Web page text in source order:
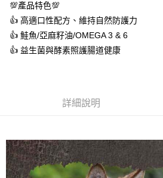
宅配
每筆NT$100，滿NT$1,000(含以上)免運費
💯產品特色💯
👍 高適口性配方、維持自然防護力
👍 鮭魚/亞麻籽油/OMEGA 3 & 6
👍 益生菌與酵素照護腸道健康
詳細說明